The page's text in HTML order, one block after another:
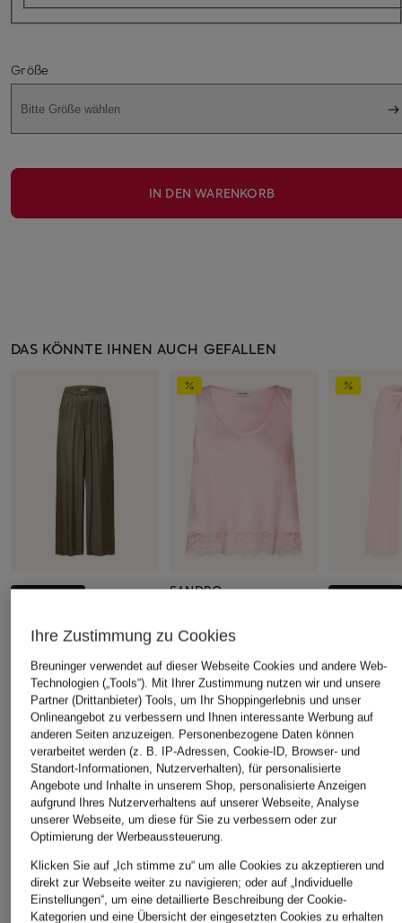
Größe
Bitte Größe wählen
IN DEN WARENKORB
DAS KÖNNTE IHNEN AUCH GEFALLEN
Marlenehose aus Satin
89,99 €
Bestpreis:80,99 €
Ursprünglich:119,99 €
SANDRO
115,50 €
Bestpreis:165 €
39,99 €
Bestpreis:
Ursprünglich:
ÄHNLICHE ARTIKEL ENTDECKEN
Ihre Zustimmung zu Cookies
Breuninger verwendet auf dieser Webseite Cookies und andere Web-
Technologien („Tools“). Mit Ihrer Zustimmung nutzen wir und unsere
Partner (Drittanbieter) Tools, um Ihr Shoppingerlebnis und unser
Onlineangebot zu verbessern und Ihnen interessante Werbung auf
anderen Seiten anzuzeigen. Personenbezogene Daten können
verarbeitet werden (z. B. IP-Adressen, Cookie-ID, Browser- und
Standort-Informationen, Nutzerverhalten), für personalisierte
Angebote und Inhalte in unserem Shop, personalisierte Anzeigen
aufgrund Ihres Nutzerverhaltens auf unserer Webseite, Analyse
unserer Webseite, um diese für Sie zu verbessern oder zur
Optimierung der Werbeaussteuerung.
Klicken Sie auf „Ich stimme zu“ um alle Cookies zu akzeptieren und
direkt zur Webseite weiter zu navigieren; oder auf „Individuelle
Einstellungen“, um eine detaillierte Beschreibung der Cookie-
Kategorien und eine Übersicht der eingesetzten Cookies zu erhalten